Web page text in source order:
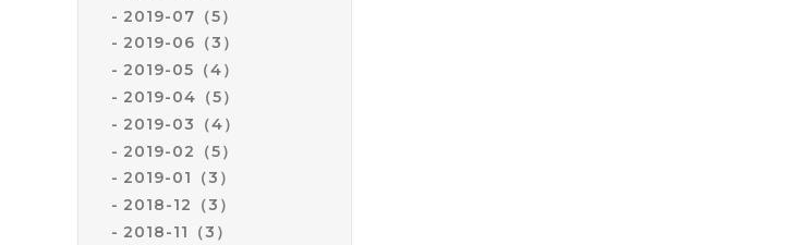
2019-07（5）
2019-06（3）
2019-05（4）
2019-04（5）
2019-03（4）
2019-02（5）
2019-01（3）
2018-12（3）
2018-11（3）